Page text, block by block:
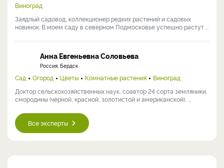
Виноград
Заядлый садовод, коллекционер редких растений и садовых
новинок. В моем саду в северном Подмосковье успешно растут ...
Анна Евгеньевна Соловьева
Россия, Бердск
Сад Огород Цветы Комнатные растения
Виноград
Доктор сельскохозяйственных наук, соавтор 24 сорта земляники,
смородины (чёрной, красной, золотистой и американской), ...
Все эксперты